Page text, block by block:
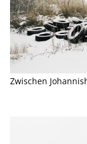
Zwischen